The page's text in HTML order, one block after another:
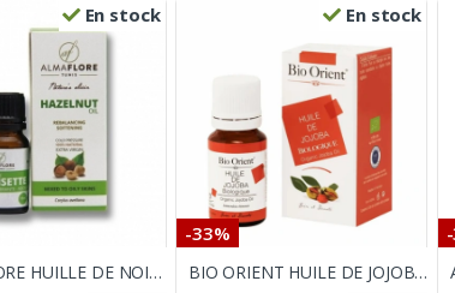
En stock
ALMAFLORE HUILLE DE NOISETTE 10ML
En stock
-33%
BIO ORIENT HUILE DE JOJOBA 10ML